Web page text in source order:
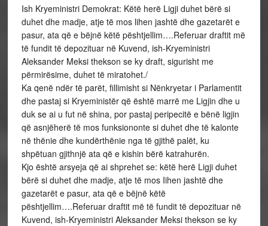
Ish Kryeministri Demokrat: Këtë herë Ligji duhet bërë si
duhet dhe madje, atje të mos lihen jashtë dhe gazetarët e
pasur, ata që e bëjnë këtë pështjellim….Referuar draftit më
të fundit të depozituar në Kuvend, ish-Kryeministri
Aleksander Meksi thekson se ky draft, sigurisht me
përmirësime, duhet të miratohet./
Ka qenë ndër të parët, fillimisht si Nënkryetar i Parlamentit
dhe pastaj si Kryeministër që është marrë me Ligjin dhe u
duk se ai u fut në shina, por pastaj peripecitë e bënë ligjin
që asnjëherë të mos funksiononte si duhet dhe të kalonte
në thënie dhe kundërthënie nga të gjithë palët, ku
shpëtuan gjithnjë ata që e kishin bërë katrahurën.
Kjo është arsyeja që ai shprehet se: këtë herë Ligji duhet
bërë si duhet dhe madje, atje të mos Iihen jashtë dhe
gazetarët e pasur, ata që e bëjnë këtë
pështjellim….Referuar draftit më të fundit të depozituar në
Kuvend, ish-Kryeministri Aleksander Meksi thekson se ky